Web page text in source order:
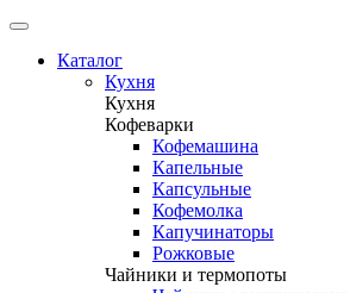
Каталог
Кухня
Кухня
Кофеварки
Кофемашина
Капельные
Капсульные
Кофемолка
Капучинаторы
Рожковые
Чайники и термопоты